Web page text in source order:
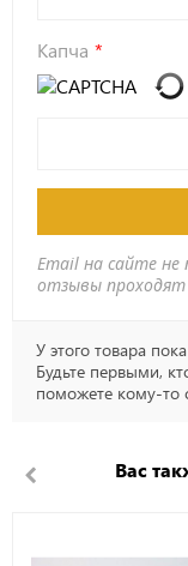
Капча
Email на сайте не
отзывы
У этого товара
Будьте первыми,
поможете кому-то
Вас